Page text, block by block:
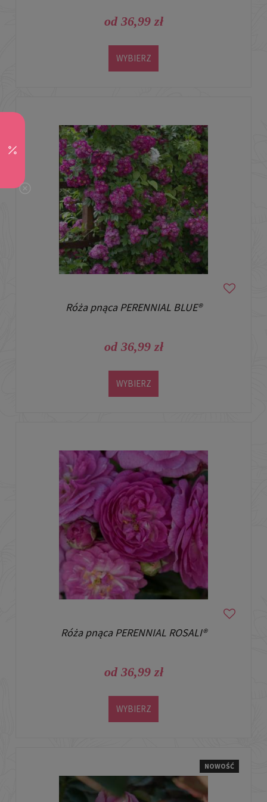
od 36,99 zł
WYBIERZ
Róża pnąca PERENNIAL BLUE®
od 36,99 zł
WYBIERZ
Róża pnąca PERENNIAL ROSALI®
od 36,99 zł
WYBIERZ
NOWOŚĆ